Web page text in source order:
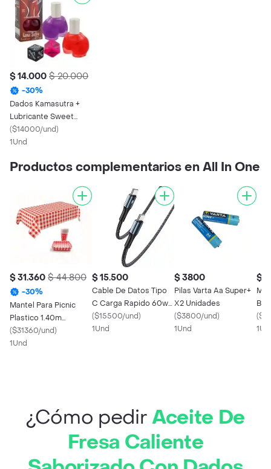
$ 14.000 $ 20.000
-30%
Dados Kamasutra +
Lubricante Sweet
Love 12 Ml
($14000/und)
1Und
Productos complementarios en All In One
$ 31.360 $ 44.800
-30%
Mantel Para Picnic
Plastico 1.40m
X2.00m + Vasos X12 +
Platos X12
($31360/und)
1Und
$ 15.500
Cable De Datos Tipo
C Carga Rapido 60w
Juqu Jq-13
($15500/und)
1Und
$ 3800
Pilas Varta Aa Super+
X2 Unidades
($3800/und)
1Und
$
(
¿Cómo pedirAceite De
Fresa Caliente